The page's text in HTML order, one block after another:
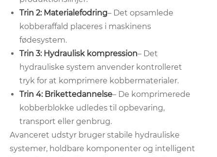
Trin 2: Materialefodring– Det opsamlede
kobberaffald placeres i maskinens
fødesystem.
Trin 3: Hydraulisk kompression– Det
hydrauliske system anvender kontrolleret
tryk for at komprimere kobbermaterialer.
Trin 4: Brikettedannelse– De komprimerede
kobberblokke udledes til opbevaring,
transport eller genbrug.
Avanceret udstyr bruger stabile hydrauliske
systemer, holdbare komponenter og intelligent